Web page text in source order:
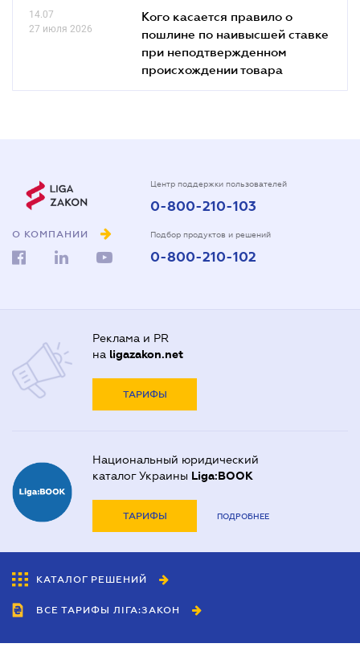
14.07
27 июля 2026
Кого касается правило о
пошлине по наивысшей ставке
при неподтвержденном
происхождении товара
О КОМПАНИИ
Центр поддержки пользователей
0-800-210-103
Подбор продуктов и решений
0-800-210-102
Реклама и PR
на ligazakon.net
ТАРИФЫ
Национальный юридический
каталог Украины Liga:BOOK
ТАРИФЫ ПОДРОБНЕЕ
КАТАЛОГ РЕШЕНИЙ
ВСЕ ТАРИФЫ ЛІГА:ЗАКОН